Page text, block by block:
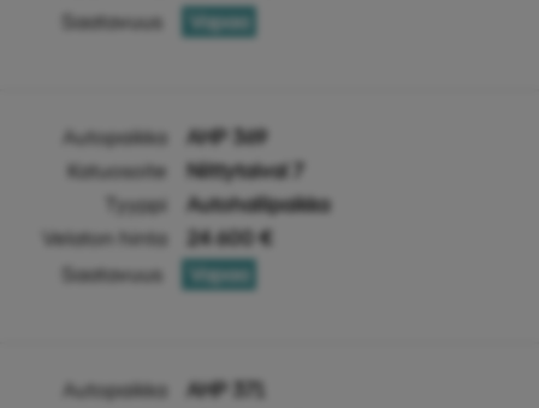
Saatavuus
Vapaa
Autopaikka
AHP 369
Katuosoite
Niittytaival 7
Tyyppi
Autohallipaikka
Velaton hinta
24 600 €
Saatavuus
Vapaa
Autopaikka AHP 371